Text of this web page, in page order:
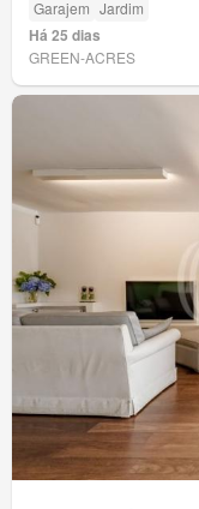
Garajem Jardim
Há 25 dias
GREEN-ACRES